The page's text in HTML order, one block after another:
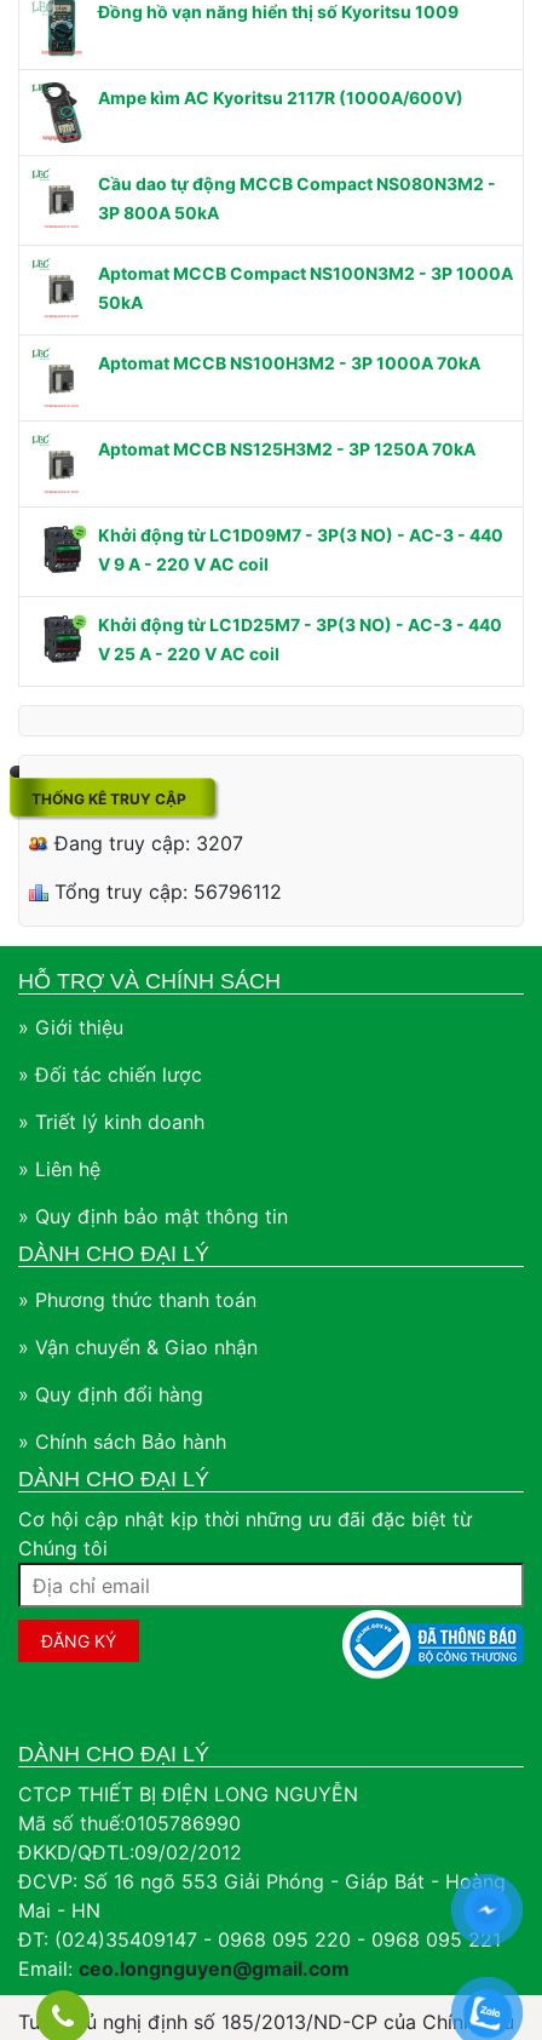
Đồng hồ vạn năng hiển thị số Kyoritsu 1009
Ampe kìm AC Kyoritsu 2117R (1000A/600V)
Cầu dao tự động MCCB Compact NS080N3M2 -
3P 800A 50kA
Aptomat MCCB Compact NS100N3M2 - 3P 1000A
50kA
Aptomat MCCB NS100H3M2 - 3P 1000A 70kA
Aptomat MCCB NS125H3M2 - 3P 1250A 70kA
Khởi động từ LC1D09M7 - 3P(3 NO) - AC-3 - 440
V 9 A - 220 V AC coil
Khởi động từ LC1D25M7 - 3P(3 NO) - AC-3 - 440
V 25 A - 220 V AC coil
THỐNG KÊ TRUY CẬP
Đang truy cập: 3207
Tổng truy cập: 56796112
HỖ TRỢ VÀ CHÍNH SÁCH
» Giới thiệu
» Đối tác chiến lược
» Triết lý kinh doanh
» Liên hệ
» Quy định bảo mật thông tin
DÀNH CHO ĐẠI LÝ
» Phương thức thanh toán
» Vận chuyển & Giao nhận
» Quy định đổi hàng
» Chính sách Bảo hành
DÀNH CHO ĐẠI LÝ
Cơ hội cập nhật kịp thời những ưu đãi đặc biệt từ
Chúng tôi
DÀNH CHO ĐẠI LÝ
CTCP THIẾT BỊ ĐIỆN LONG NGUYỄN
Mã số thuế:0105786990
ĐKKD/QĐTL:09/02/2012
ĐCVP: Số 16 ngõ 553 Giải Phóng - Giáp Bát - Hoàng
Mai - HN
ĐT: (024)35409147 - 0968 095 220 - 0968 095 221
Email: ceo.longnguyen@gmail.com
Tuân thủ nghị định số 185/2013/ND-CP của Chính Phủ